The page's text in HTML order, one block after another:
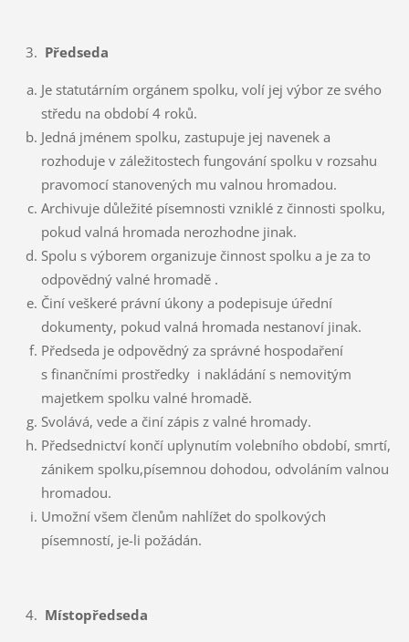
Předseda
Je statutárním orgánem spolku, volí jej výbor ze svého
středu na období 4 roků.
Jedná jménem spolku, zastupuje jej navenek a
rozhoduje v záležitostech fungování spolku v rozsahu
pravomocí stanovených mu valnou hromadou.
Archivuje důležité písemnosti vzniklé z činnosti spolku,
pokud valná hromada nerozhodne jinak.
Spolu s výborem organizuje činnost spolku a je za to
odpovědný valné hromadě .
Činí veškeré právní úkony a podepisuje úřední
dokumenty, pokud valná hromada nestanoví jinak.
Předseda je odpovědný za správné hospodaření
s finančními prostředky i nakládání s nemovitým
majetkem spolku valné hromadě.
Svolává, vede a činí zápis z valné hromady.
Předsednictví končí uplynutím volebního období, smrtí,
zánikem spolku,písemnou dohodou, odvoláním valnou
hromadou.
Umožní všem členům nahlížet do spolkových
písemností, je-li požádán.
Místopředseda